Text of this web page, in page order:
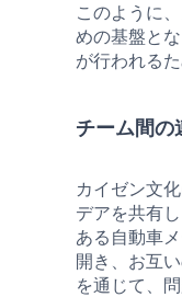
このように
めの基盤と
が行われる
チーム間の
カイゼン文
デアを共有
ある自動車
開き、お互
を通じて、